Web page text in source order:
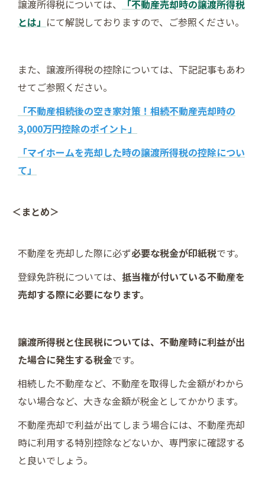
譲渡所得税については、
「不動産売却時の譲渡所得税
とは」 にて解説しておりますので、ご参照ください。
また、譲渡所得税の控除については、下記記事もあわ
せてご参照ください。
「不動産相続後の空き家対策！相続不動産売却時の
3,000万円控除のポイント」
「マイホームを売却した時の譲渡所得税の控除につい
て」
＜まとめ＞
不動産を売却した際に必ず必要な税金が印紙税です。
登録免許税については、 抵当権が付いている不動産を
売却する際に必要になります。
譲渡所得税と住民税については、不動産時に利益が出
た場合に発生する税金です。
相続した不動産など、不動産を取得した金額がわから
ない場合など、大きな金額が税金としてかかります。
不動産売却で利益が出てしまう場合には、不動産売却
時に利用する特別控除などないか、専門家に確認する
と良いでしょう。